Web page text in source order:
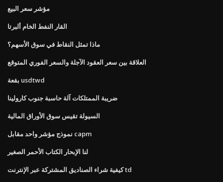
مؤشر سعر البيع
القار النفط الخام ألبرتا
ماذا تمثل النقاط في سوق الأسهم؟
العلاقة بين سعر العقود الآجلة والسعر الفوري المتوقع
بقعة usdtwd
ضريبة الممتلكات آلة حاسبة جنوب كارولينا
السيولة تقيس سوق الأوراق المالية
نموذج مؤشر واحد مقابل capm
لنا الإبحار الكتاب الأحمر الصغير
كيفية شراء الصناديق المشتركة عبر الإنترنت td